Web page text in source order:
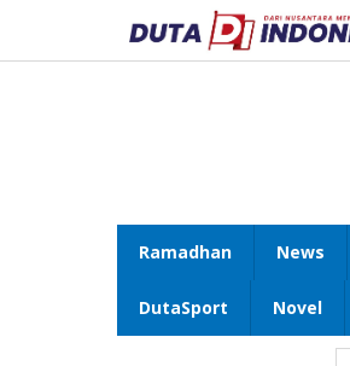
konten
Ramadhan News
DutaSport Novel